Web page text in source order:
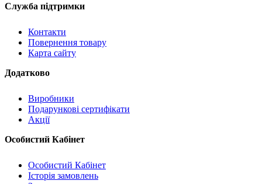
Служба підтримки
Контакти
Повернення товару
Карта сайту
Додатково
Виробники
Подарункові сертифікати
Акції
Особистий Кабінет
Особистий Кабінет
Історія замовлень